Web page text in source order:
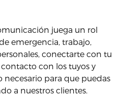
juega un rol
emergencia, trabajo,
conectarte con tu
con los tuyos y
para que puedas
a nuestros clientes.